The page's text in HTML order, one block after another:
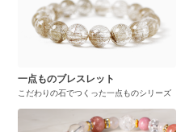
一点ものブレスレット
こだわりの石でつくった一点ものシリーズ